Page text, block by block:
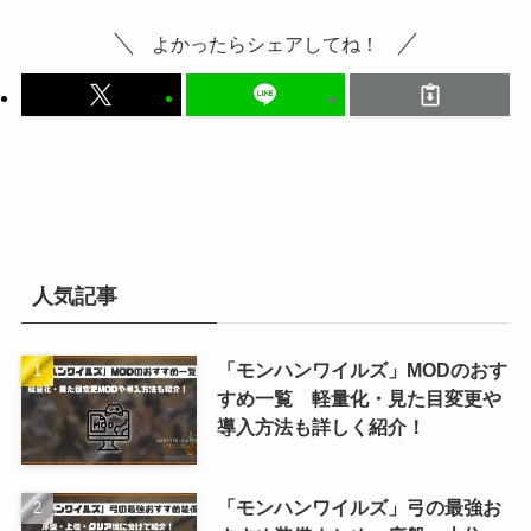
よかったらシェアしてね！
人気記事
「モンハンワイルズ」MODのおす
すめ一覧 軽量化・見た目変更や
導入方法も詳しく紹介！
「モンハンワイルズ」弓の最強お